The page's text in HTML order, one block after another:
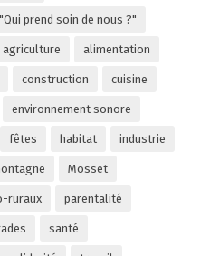
"Qui prend soin de nous ?"
agriculture alimentation
construction cuisine
environnement sonore
fêtes habitat industrie
Mosset
ruraux parentalité
santé